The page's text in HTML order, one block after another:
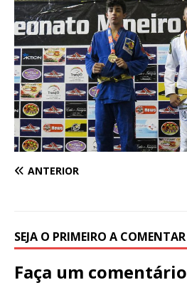
ANTERIOR
SEJA O PRIMEIRO A COMENTAR
Faça um comentário